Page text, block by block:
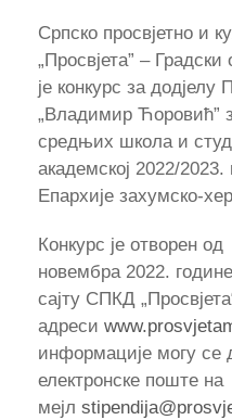
Српско просвјетно и
„Просвјета” –
је конкурс за додјелу
„Владимир Ћоровић”
средњих школа и
академској 2022/
Епархије захумско-
Конкурс је отворен
новембра 2022.
сајту СПКД
адреси
информације могу се
електронске поште на
мејл